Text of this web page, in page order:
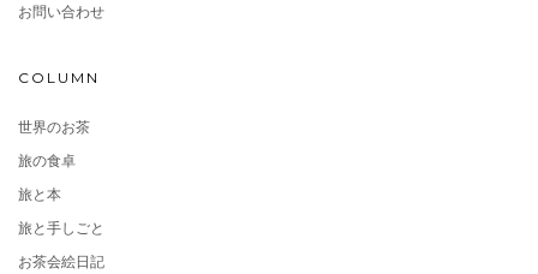
お問い合わせ
COLUMN
世界のお茶
旅の食卓
旅と本
旅と手しごと
お茶会絵日記